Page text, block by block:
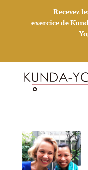
Recevez
exercice de